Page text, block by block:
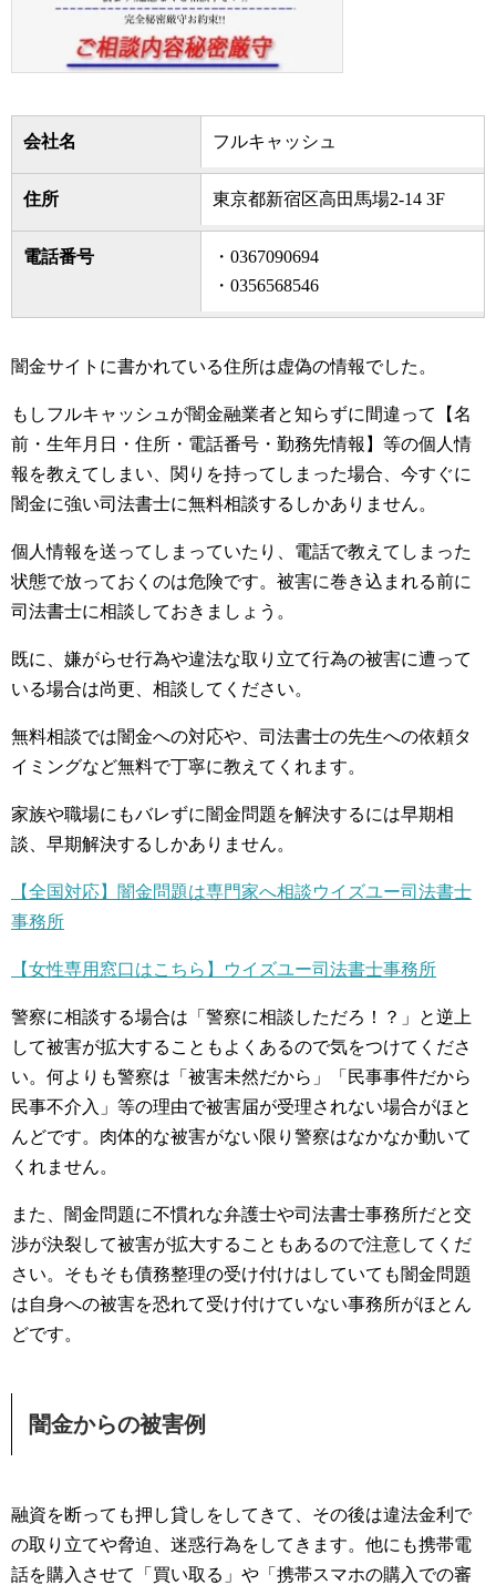
会社名 フルキャッシュ
住所 東京都新宿区高田馬場2-14 3F
電話番号
・0367090694
・0356568546
闇金サイトに書かれている住所は虚偽の情報でした。
もしフルキャッシュが闇金融業者と知らずに間違って【名
前・生年月日・住所・電話番号・勤務先情報】等の個人情
報を教えてしまい、関りを持ってしまった場合、今すぐに
闇金に強い司法書士に無料相談するしかありません。
個人情報を送ってしまっていたり、電話で教えてしまった
状態で放っておくのは危険です。被害に巻き込まれる前に
司法書士に相談しておきましょう。
既に、嫌がらせ行為や違法な取り立て行為の被害に遭って
いる場合は尚更、相談してください。
無料相談では闇金への対応や、司法書士の先生への依頼タ
イミングなど無料で丁寧に教えてくれます。
家族や職場にもバレずに闇金問題を解決するには早期相
談、早期解決するしかありません。
【全国対応】闇金問題は専門家へ相談ウイズユー司法書士
事務所
【女性専用窓口はこちら】ウイズユー司法書士事務所
警察に相談する場合は「警察に相談しただろ！？」と逆上
して被害が拡大することもよくあるので気をつけてくださ
い。何よりも警察は「被害未然だから」「民事事件だから
民事不介入」等の理由で被害届が受理されない場合がほと
んどです。肉体的な被害がない限り警察はなかなか動いて
くれません。
また、闇金問題に不慣れな弁護士や司法書士事務所だと交
渉が決裂して被害が拡大することもあるので注意してくだ
さい。そもそも債務整理の受け付けはしていても闇金問題
は自身への被害を恐れて受け付けていない事務所がほとん
どです。
闇金からの被害例
融資を断っても押し貸しをしてきて、その後は違法金利で
の取り立てや脅迫、迷惑行為をしてきます。他にも携帯電
話を購入させて「買い取る」や「携帯スマホの購入での審